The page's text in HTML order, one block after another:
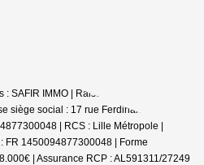
SAFIR IMMO | Raison sociale : SAFIR
siège social : 17 rue Ferdinand Buisson -
| RCS : Lille Métropole |
FR 1450094877300048 | Forme
| Assurance RCP : AL591311/27249